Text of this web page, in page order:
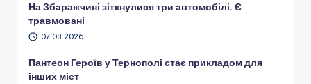
На Збаражчині зіткнулися три автомобілі. Є
травмовані
07.08.2026
Пантеон Героїв у Тернополі стає прикладом для
інших міст